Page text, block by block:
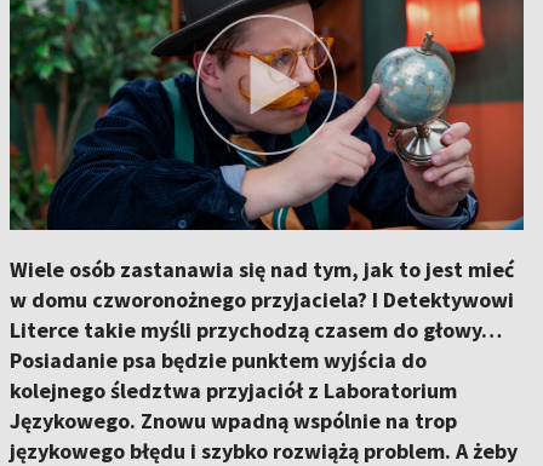
Wiele osób zastanawia się nad tym, jak to jest mieć
w domu czworonożnego przyjaciela? I Detektywowi
Literce takie myśli przychodzą czasem do głowy…
Posiadanie psa będzie punktem wyjścia do
kolejnego śledztwa przyjaciół z Laboratorium
Językowego. Znowu wpadną wspólnie na trop
językowego błędu i szybko rozwiążą problem. A żeby